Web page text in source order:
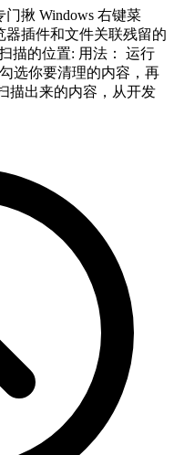
揪 Windows 右键菜
插件和文件关联残留的
描的位置: 用法： 运行
选你要清理的内容，再
描出来的内容，从开发